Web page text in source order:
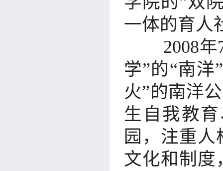
一体的育人
2008
学”的“南
火”的南洋
生自我教
园，注重
文化和制度